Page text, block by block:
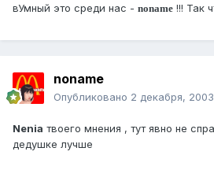
вУмный это среди нас - noname !!! Так
noname
Опубликовано 2 декабря, 2003
Nenia твоего мнения , тут явно не
дедушке лучше